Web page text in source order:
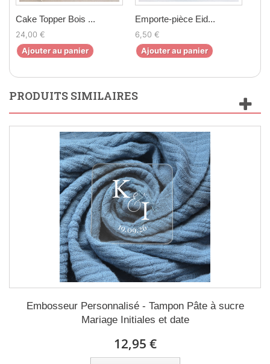
Cake Topper Bois ...
24,00 €
Ajouter au panier
Emporte-pièce Eid...
6,50 €
Ajouter au panier
PRODUITS SIMILAIRES
Embosseur Personnalisé - Tampon Pâte à sucre
Mariage Initiales et date
12,95 €